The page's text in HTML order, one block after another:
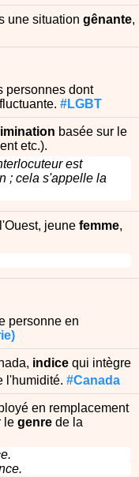
une situation gênante,
personnes dont
#LGBT
basée sur le
etc.).
est
; cela s'appelle la
jeune femme,
personne en
indice qui intègre
l'humidité. #Canada
en remplacement
le genre de la